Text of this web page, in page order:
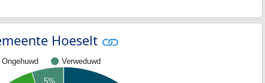
Hoeselt
Ongehuwd Verweduwd
5%